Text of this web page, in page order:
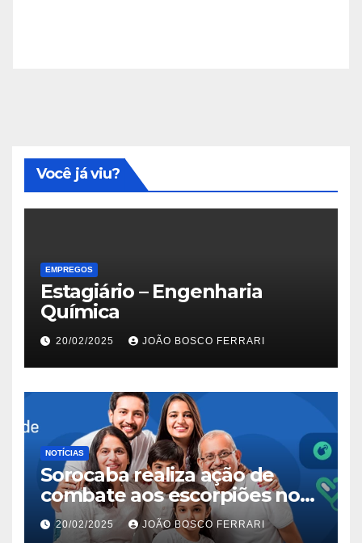
Você já viu?
EMPREGOS
Estagiário – Engenharia
Química
20/02/2025 JOÃO BOSCO FERRARI
NOTÍCIAS
Sorocaba realiza ação de
combate aos escorpiões no
Jardim São Carlos
20/02/2025 JOÃO BOSCO FERRARI